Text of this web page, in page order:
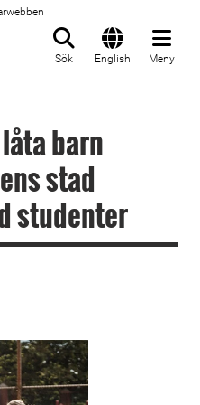
Sök English Meny
barn
stad
studenter